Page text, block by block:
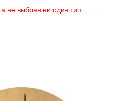
не выбран ни один тип